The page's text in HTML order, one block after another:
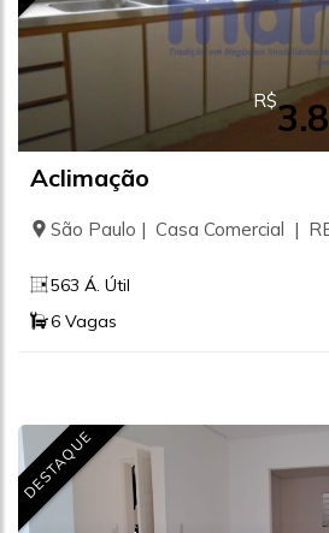
R$
Aclimação
São Paulo | Casa Comercial |
563 Á. Útil
6 Vagas
DESTAQUE